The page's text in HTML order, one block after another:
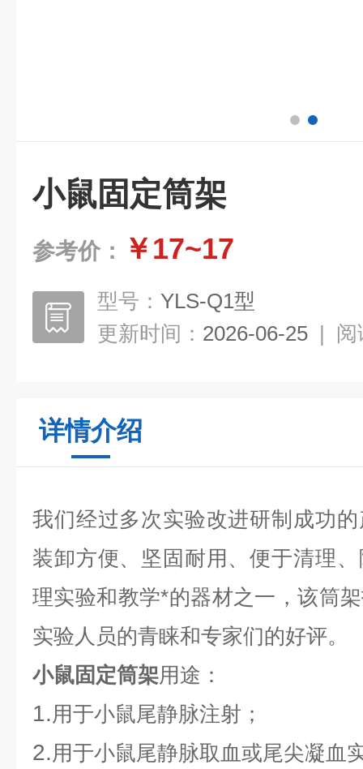
小鼠固定筒架
参考价： ￥17~17
型号： YLS-Q1型
更新时间： 2026-06-25 | 阅
详情介绍
我们经过多次实验改进研制成功
装卸方便、坚固耐用、便于清理
理实验和教学*的器材之一，该筒
实验人员的青睐和专家们的好评。
小鼠固定筒架用途：
1.用于小鼠尾静脉注射；
2.用于小鼠尾静脉取血或尾尖凝血